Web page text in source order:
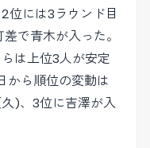
位には3ラウンド目
で青木が入った。
は上位3人が安定
から順位の変動は
)、3位に吉澤が入